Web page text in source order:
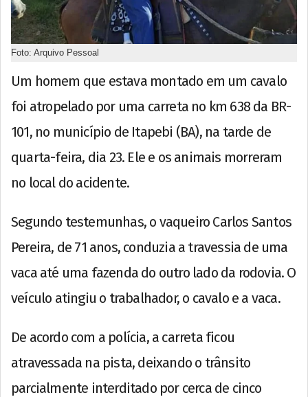
Foto: Arquivo Pessoal
Um homem que estava montado em um cavalo
foi atropelado por uma carreta no km 638 da BR-
101, no município de Itapebi (BA), na tarde de
quarta-feira, dia 23. Ele e os animais morreram
no local do acidente.
Segundo testemunhas, o vaqueiro Carlos Santos
Pereira, de 71 anos, conduzia a travessia de uma
vaca até uma fazenda do outro lado da rodovia. O
veículo atingiu o trabalhador, o cavalo e a vaca.
De acordo com a polícia, a carreta ficou
atravessada na pista, deixando o trânsito
parcialmente interditado por cerca de cinco